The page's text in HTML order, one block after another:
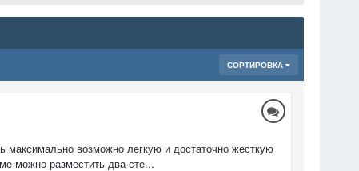
СОРТИРОВКА
возможно легкую и достаточно жесткую
можно разместить два сте...